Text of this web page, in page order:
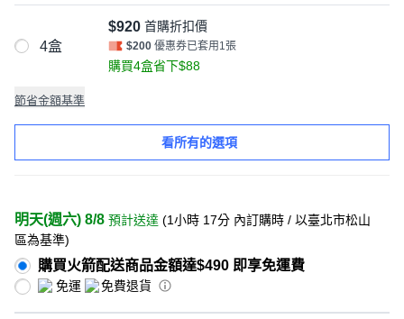
4盒
$920 首購折扣價
$200 優惠券已套用1張
購買4盒省下$88
節省金額基準
看所有的選項
明天(週六) 8/8 預計送達 (1小時 17分 內訂購時 / 以臺北市松山
區為基準)
購買火箭配送商品金額達$490 即享免運費
免運 免費退貨